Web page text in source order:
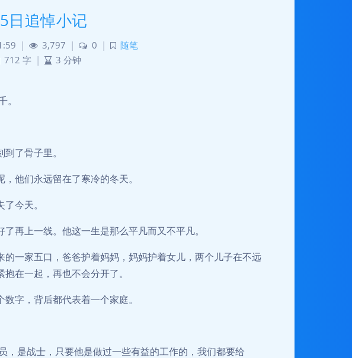
日追悼小记
3,797 0
随笔
712 字
3 分钟
了骨子里。
他们永远留在了寒冷的冬天。
今天。
再上一线。他这一生是那么平凡而又不平凡。
一家五口，爸爸护着妈妈，妈妈护着女儿，两个儿子在不远
在一起，再也不会分开了。
字，背后都代表着一个家庭。
，是战士，只要他是做过一些有益的工作的，我们都要给